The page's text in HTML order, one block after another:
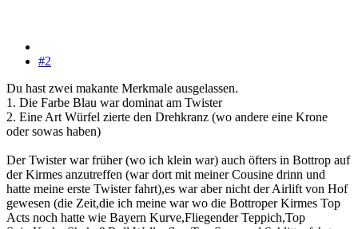
#2
Du hast zwei makante Merkmale ausgelassen.
1. Die Farbe Blau war dominat am Twister
2. Eine Art Würfel zierte den Drehkranz (wo andere eine Krone
oder sowas haben)
Der Twister war früher (wo ich klein war) auch öfters in Bottrop auf
der Kirmes anzutreffen (war dort mit meiner Cousine drinn und
hatte meine erste Twister fahrt),es war aber nicht der Airlift von Hof
gewesen (die Zeit,die ich meine war wo die Bottroper Kirmes Top
Acts noch hatte wie Bayern Kurve,Fliegender Teppich,Top